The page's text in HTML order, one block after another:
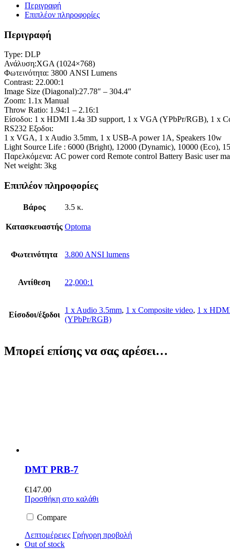
Περιγραφή
Επιπλέον πληροφορίες
Περιγραφή
Type: DLP
Ανάλυση:XGA (1024×768)
Φωτεινότητα: 3800 ANSI Lumens
Contrast: 22.000:1
Image Size (Diagonal):27.78″ – 304.4″
Zoom: 1.1x Manual
Throw Ratio: 1.94:1 – 2.16:1
Είσοδοι: 1 x HDMI 1.4a 3D support, 1 x VGA (YPbPr/RGB), 1 x
RS232 Εξοδοι:
1 x VGA, 1 x Audio 3.5mm, 1 x USB-A power 1A, Speakers 10w
Light Source Life : 6000 (Bright), 12000 (Dynamic), 10000 (Eco),
Παρελκόμενα: AC power cord Remote control Battery Basic user
Net weight: 3kg
Επιπλέον πληροφορίες
Βάρος 3.5 κ.
Κατασκευαστής Optoma
Φωτεινότητα 3.800 ANSI lumens
Αντίθεση 22,000:1
Είσοδοι/έξοδοι
1 x Audio 3.5mm, 1 x Composite video, 1 x
(YPbPr/RGB)
Μπορεί επίσης να σας αρέσει…
DMT PRB-7
€147.00
Προσθήκη στο καλάθι
Compare
Λεπτομέρειες Γρήγορη προβολή
Out of stock